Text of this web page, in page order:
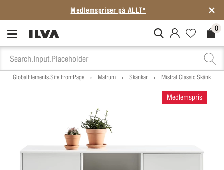
Medlemspriser på ALLT*
MitIlva.Login 0
GlobalElements.Site.FrontPage Matrum Skänkar Mistral Classic Skänk
Medlemspris